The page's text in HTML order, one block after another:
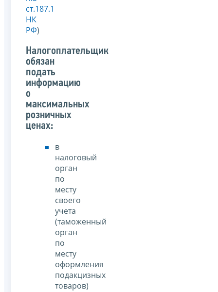
ст.187.1
НК
РФ)
Налогоплательщик
обязан
подать
информацию
о
максимальных
розничных
ценах:
в
налоговый
орган
по
месту
своего
учета
(таможенный
орган
по
месту
оформления
подакцизных
товаров)